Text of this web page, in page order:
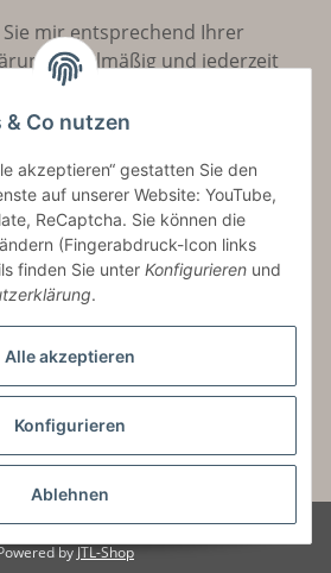
mir entsprechend Ihrer
regelmäßig und jederzeit
zu Ihrem Produktsortiment
per E-Mail zu.
Abonnieren
USt., zzgl.Versand
by Aurinum.de
byJTL-Shop
Co nutzen
akzeptieren“ gestatten Sie den
auf unserer Website: YouTube,
ReCaptcha. Sie können die
(Fingerabdruck-Icon links
finden Sie unter Konfigurieren und
.
Alle akzeptieren
Konfigurieren
Ablehnen